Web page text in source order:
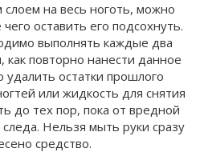
на весь ноготь, можно
оставить его подсохнуть.
выполнять каждые два
повторно нанести данное
удалить остатки прошлого
или жидкость для снятия
до тех пор, пока от вредной
Нельзя мыть руки сразу
средство.